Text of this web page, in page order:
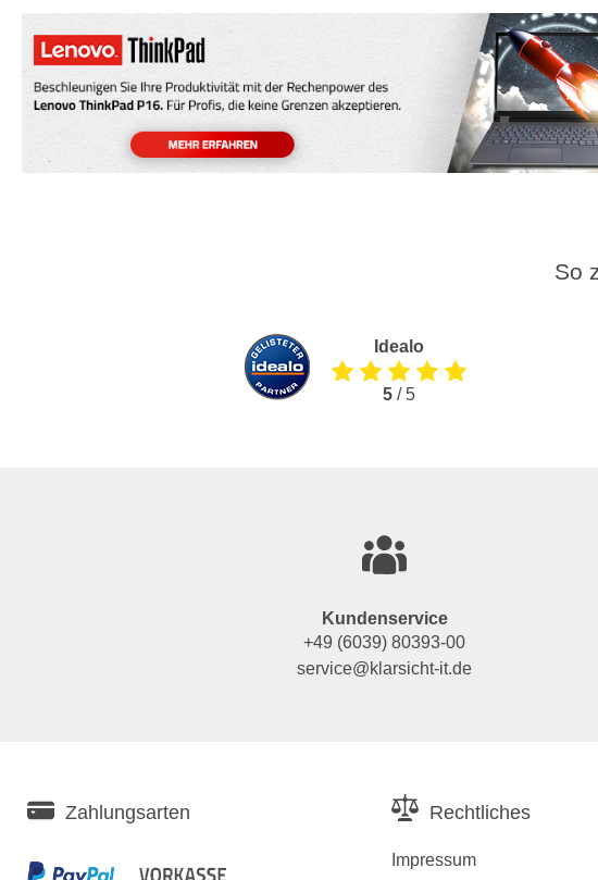
So
Idealo
5/ 5
Kundenservice
+49 (6039) 80393-00
service@klarsicht-it.de
Zahlungsarten Rechtliches
Impressum